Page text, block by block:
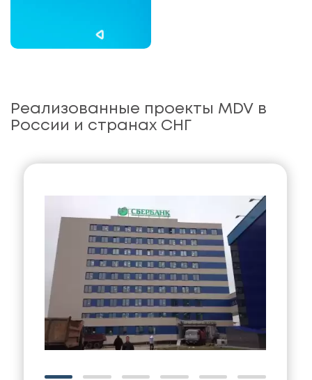
Реализованные проекты MDV в
России и странах СНГ